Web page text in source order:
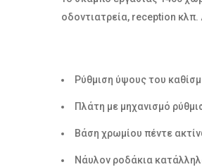
οδοντιατρεία, reception κλπ.
Ρύθμιση ύψους του
Πλάτη με μηχανισμό
Βάση χρωμίου πέντε
Νάυλον ροδάκια